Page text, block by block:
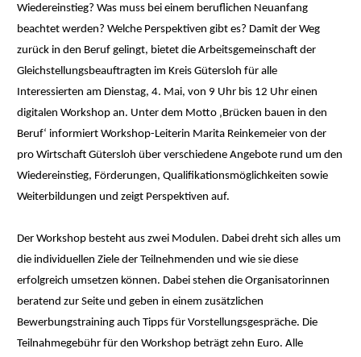
Wiedereinstieg? Was muss bei einem beruflichen Neuanfang
beachtet werden? Welche Perspektiven gibt es? Damit der Weg
zurück in den Beruf gelingt, bietet die Arbeitsgemeinschaft der
Gleichstellungsbeauftragten im Kreis Gütersloh für alle
Interessierten am Dienstag, 4. Mai, von 9 Uhr bis 12 Uhr einen
digitalen Workshop an. Unter dem Motto ‚Brücken bauen in den
Beruf‘ informiert Workshop-Leiterin Marita Reinkemeier von der
pro Wirtschaft Gütersloh über verschiedene Angebote rund um den
Wiedereinstieg, Förderungen, Qualifikationsmöglichkeiten sowie
Weiterbildungen und zeigt Perspektiven auf.
Der Workshop besteht aus zwei Modulen. Dabei dreht sich alles um
die individuellen Ziele der Teilnehmenden und wie sie diese
erfolgreich umsetzen können. Dabei stehen die Organisatorinnen
beratend zur Seite und geben in einem zusätzlichen
Bewerbungstraining auch Tipps für Vorstellungsgespräche. Die
Teilnahmegebühr für den Workshop beträgt zehn Euro. Alle